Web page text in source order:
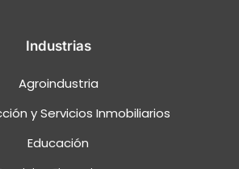
Industrias
Agroindustria
y Servicios Inmobiliarios
Educación